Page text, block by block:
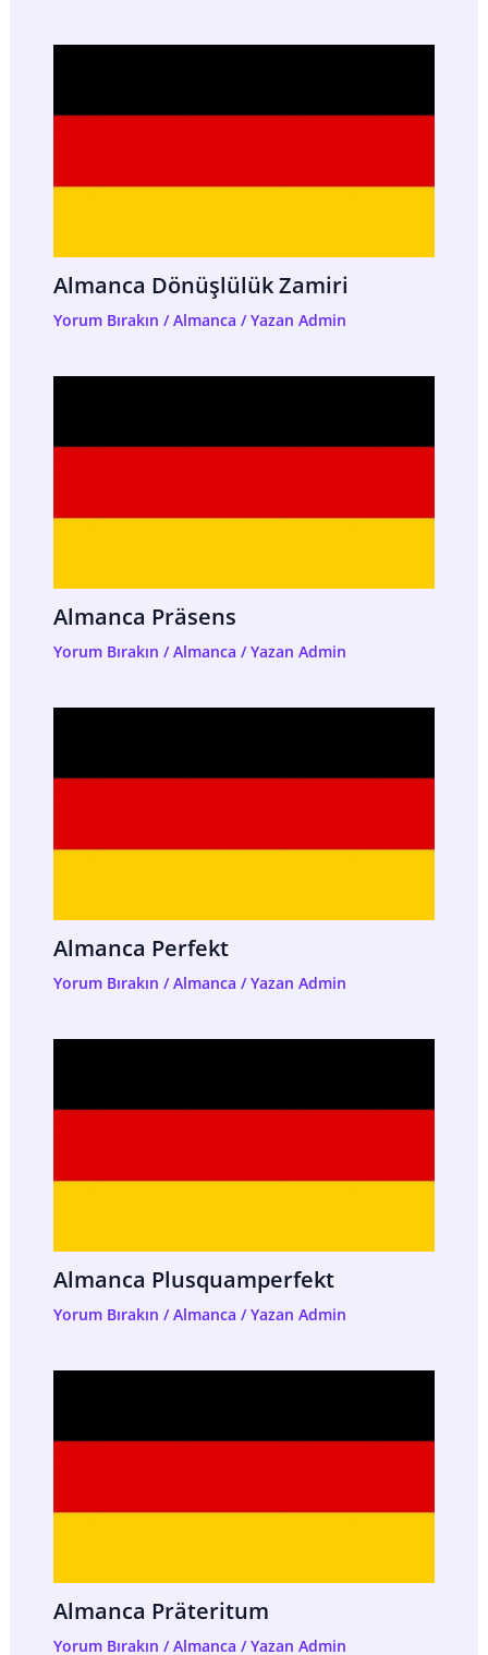
Almanca Dönüşlülük Zamiri
Yorum Bırakın /Almanca / Yazan Admin
Almanca Präsens
Yorum Bırakın /Almanca / Yazan Admin
Almanca Perfekt
Yorum Bırakın /Almanca / Yazan Admin
Almanca Plusquamperfekt
Yorum Bırakın /Almanca / Yazan Admin
Almanca Präteritum
Yorum Bırakın /Almanca / Yazan Admin